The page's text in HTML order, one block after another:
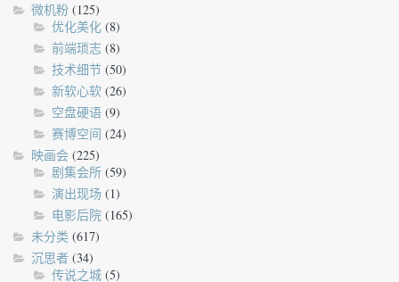
微机粉 (125)
优化美化 (8)
前端琐志 (8)
技术细节 (50)
新软心软 (26)
空盘硬语 (9)
赛博空间 (24)
映画会 (225)
剧集会所 (59)
演出现场 (1)
电影后院 (165)
未分类 (617)
沉思者 (34)
传说之城 (5)